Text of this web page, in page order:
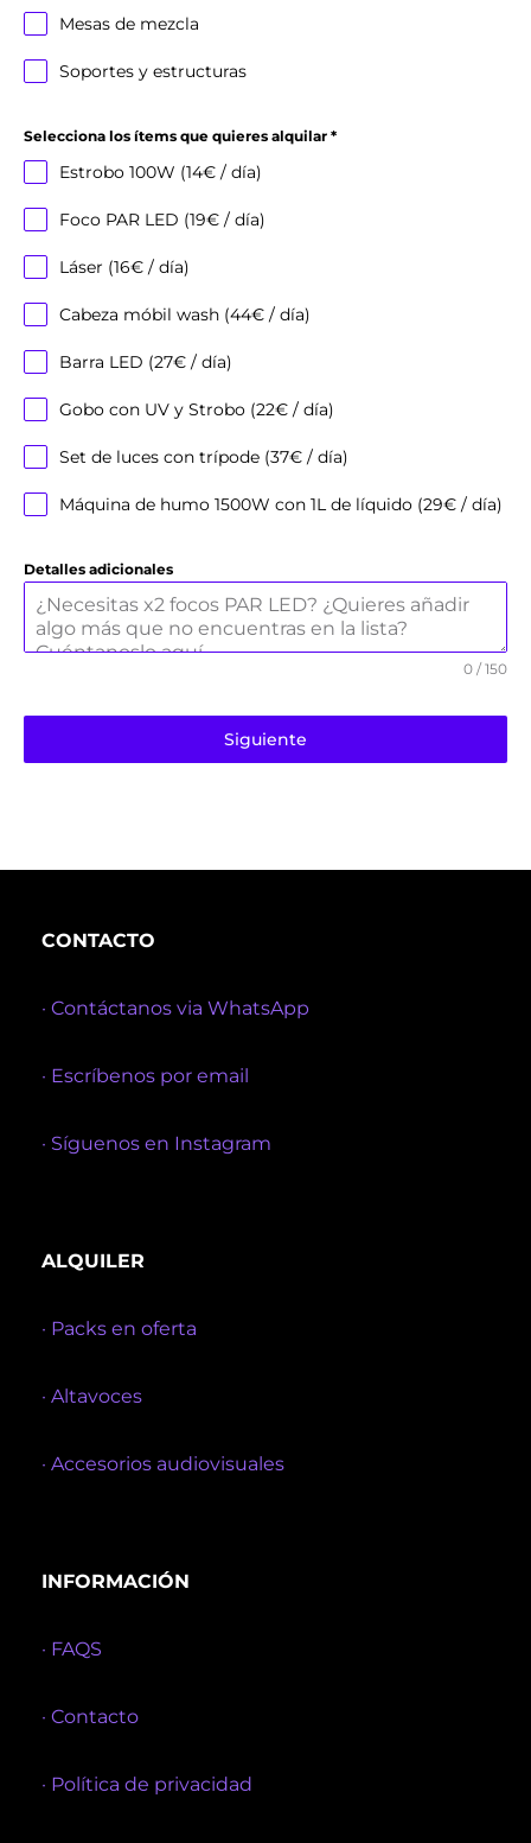
Mesas de mezcla
Soportes y estructuras
Selecciona los ítems que quieres alquilar *
Estrobo 100W (14€ / día)
Foco PAR LED (19€ / día)
Láser (16€ / día)
Cabeza móbil wash (44€ / día)
Barra LED (27€ / día)
Gobo con UV y Strobo (22€ / día)
Set de luces con trípode (37€ / día)
Máquina de humo 1500W con 1L de líquido (29€ / día)
Detalles adicionales
0 / 150
Siguiente
CONTACTO
· Contáctanos via WhatsApp
· Escríbenos por email
· Síguenos en Instagram
ALQUILER
· Packs en oferta
· Altavoces
· Accesorios audiovisuales
INFORMACIÓN
· FAQS
· Contacto
· Política de privacidad